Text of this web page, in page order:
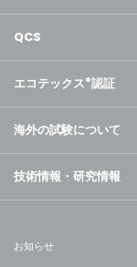
QCS
エコテックス®認証
海外の試験について
技術情報・研究情報
お知らせ